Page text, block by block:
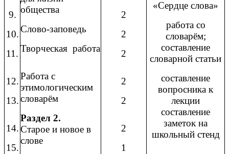
9.
10.
11.
12.
13.
14.
15.
общества
Слово-заповедь
Творческая работа
Работа с
этимологическим
словарём
Раздел 2.
Старое и новое в
слове
2
2
2
2
2
2
1
«Сердце слова»
работа со
словарём;
составление
словарной статьи
составление
вопросника к
лекции
составление
заметок на
школьный стенд